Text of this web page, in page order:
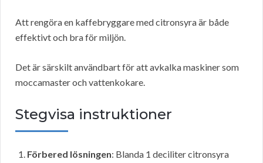
Att rengöra en kaffebryggare med citronsyra är både
effektivt och bra för miljön.
Det är särskilt användbart för att avkalka maskiner som
moccamaster och vattenkokare.
Stegvisa instruktioner
Förbered lösningen: Blanda 1 deciliter citronsyra